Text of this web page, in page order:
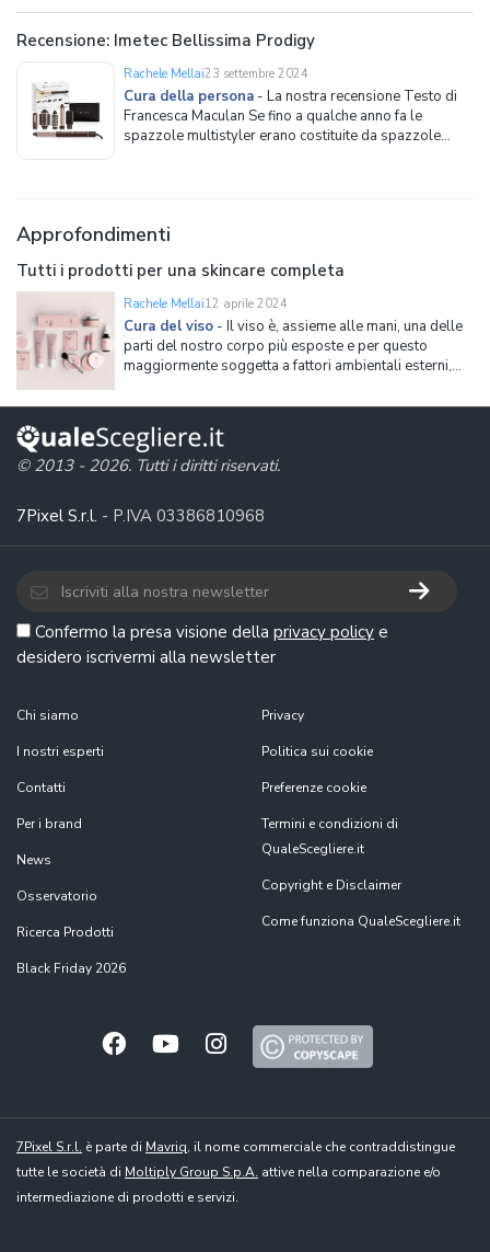
pulizia e la cura della persona, pensata per mettere in
piega i capelli come dal parrucchiere. Consente di
Recensione: Imetec Bellissima Prodigy
Rachele Mellai23 settembre 2024
Cura della persona - La nostra recensione Testo di
Francesca Maculan Se fino a qualche anno fa le
spazzole multistyler erano costituite da spazzole
Approfondimenti
Tutti i prodotti per una skincare completa
Rachele Mellai12 aprile 2024
Cura del viso - Il viso è, assieme alle mani, una delle
parti del nostro corpo più esposte e per questo
maggiormente soggetta a fattori ambientali esterni,
motivo, la pelle del viso è anche quella in cui sono più
evidenti i primi segni dell'invecchiamento cutane
© 2013 - 2026. Tutti i diritti riservati.
7Pixel S.r.l. - P.IVA 03386810968
Confermo la presa visione della privacy policy e
desidero iscrivermi alla newsletter
Chi siamo
I nostri esperti
Contatti
Per i brand
News
Osservatorio
Ricerca Prodotti
Black Friday 2026
Privacy
Politica sui cookie
Preferenze cookie
Termini e condizioni di
QualeScegliere.it
Copyright e Disclaimer
Come funziona QualeScegliere.it
7Pixel S.r.l. è parte di Mavriq, il nome commerciale che contraddistingue
tutte le società di Moltiply Group S.p.A. attive nella comparazione e/o
intermediazione di prodotti e servizi.